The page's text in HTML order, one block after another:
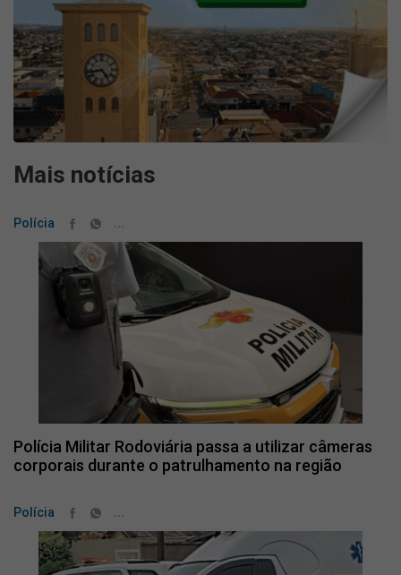
Mais notícias
Polícia ...
Polícia Militar Rodoviária passa a utilizar câmeras
corporais durante o patrulhamento na região
Polícia ...